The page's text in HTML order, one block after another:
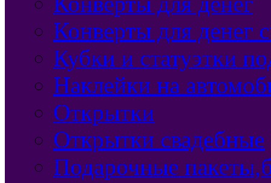
Конверты для денег
Кубки и статуэтки
Наклейки на
Открытки
Открытки свадебные
Подарочные